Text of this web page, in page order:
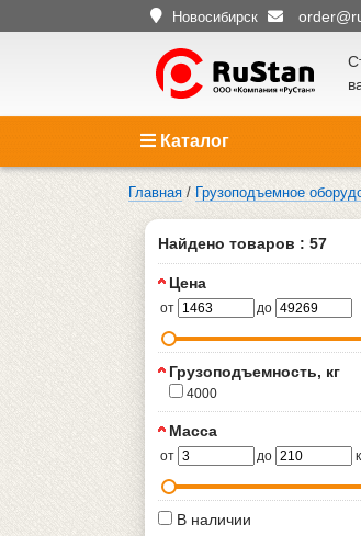
Новосибирск
Каталог
Главная / Грузоподъемное
Найдено товаров : 57
Цена
от до
Грузоподъемность, кг
4000
Масса
от до
В наличии